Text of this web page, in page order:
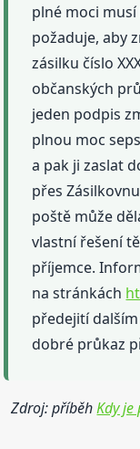
plné moci
požaduje, aby
zásilku číslo
občanských
jeden podpis
plnou moc
a pak ji zaslat
přes
poště může
vlastní řešení
příjemce.
na stránkách
předejití
dobré průkaz
Zdroj: příběhKdy